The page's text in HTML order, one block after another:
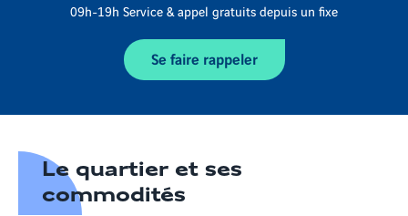
09h-19h Service & appel gratuits depuis un fixe
Se faire rappeler
Le quartier et ses
commodités